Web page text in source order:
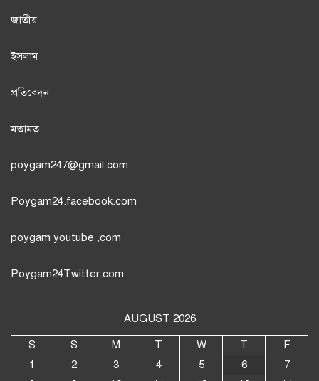
জাতীয়
ইসলাম
প্রতিবেদন
মতামত
poygam247@gmail.com.
Poygam24.facebook.com
poygam youtube ,com
Poygam24Twitter.com
AUGUST 2026
S S M T W T
F
1
2 3 4 5 6
7